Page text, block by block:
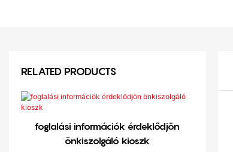
RELATED PRODUCTS
foglalási információk érdeklődjön
önkiszolgáló kioszk